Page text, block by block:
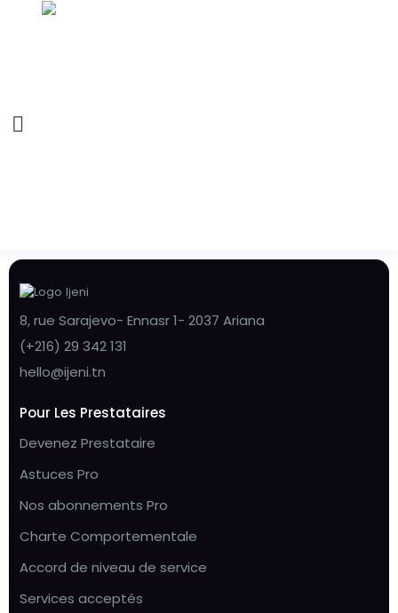
8, rue Sarajevo- Ennasr 1- 2037 Ariana
(+216) 29 342 131
hello@ijeni.tn
Pour Les Prestataires
Devenez Prestataire
Astuces Pro
Nos abonnements Pro
Charte Comportementale
Accord de niveau de service
Services acceptés